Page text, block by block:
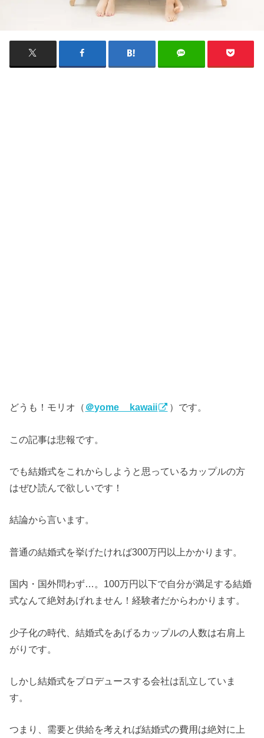
どうも！モリオ（ ＠yome__kawaii ）です。
この記事は悲報です。
でも結婚式をこれからしようと思っているカップルの方
はぜひ読んで欲しいです！
結論から言います。
普通の結婚式を挙げたければ300万円以上かかります。
国内・国外問わず…。100万円以下で自分が満足する結婚
式なんて絶対あげれません！経験者だからわかります。
少子化の時代、結婚式をあげるカップルの人数は右肩上
がりです。
しかし結婚式をプロデュースする会社は乱立していま
す。
つまり、需要と供給を考えれば結婚式の費用は絶対に上